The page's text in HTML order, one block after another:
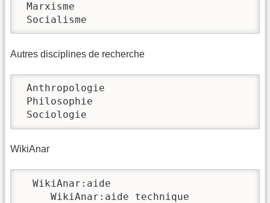
Marxisme
Socialisme
Autres disciplines de recherche
Anthropologie
Philosophie
Sociologie
WikiAnar
  WikiAnar:aide
     WikiAnar:aide technique